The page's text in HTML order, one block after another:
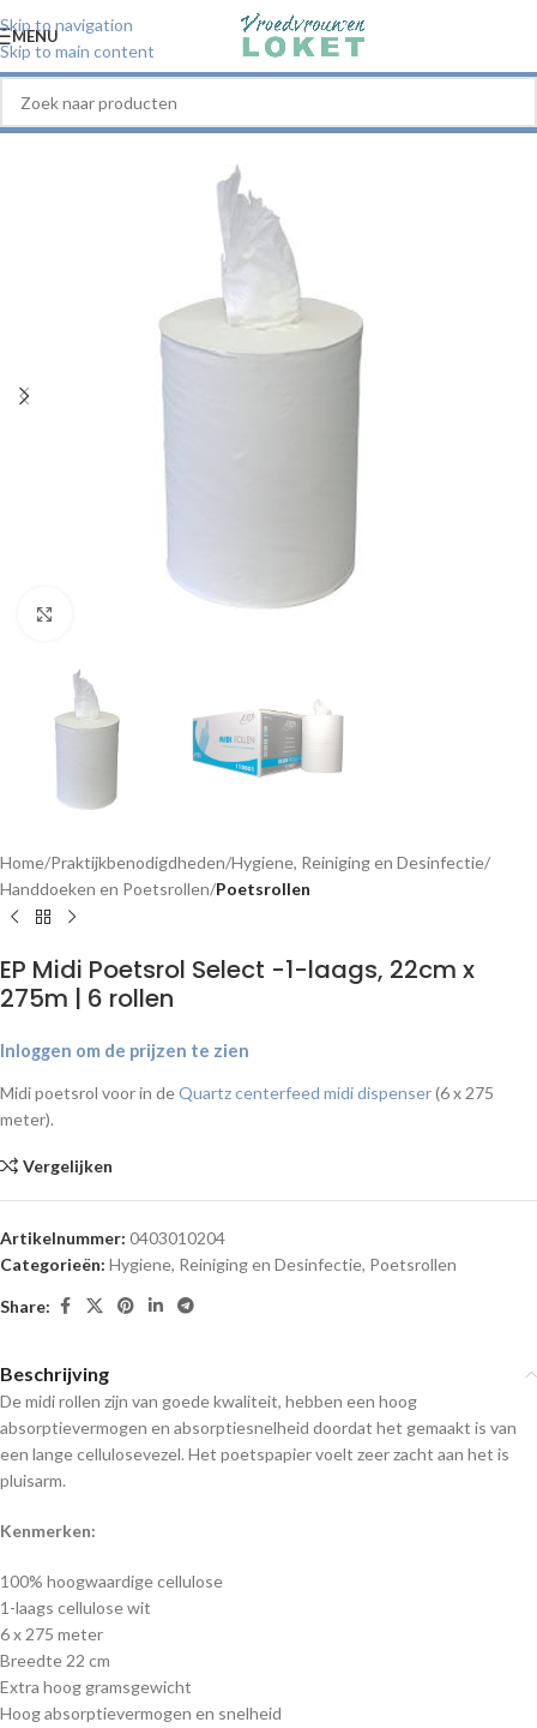
Skip to navigation
Skip to main content
MENU
Home Praktijkbenodigdheden Hygiene, Reiniging en Desinfectie
Handdoeken en Poetsrollen Poetsrollen
EP Midi Poetsrol Select -1-laags, 22cm x
275m | 6 rollen
Inloggen om de prijzen te zien
Midi poetsrol voor in deQuartz centerfeed midi dispenser(6 x 275
meter).
Vergelijken
Artikelnummer: 0403010204
Categorieën: Hygiene, Reiniging en Desinfectie, Poetsrollen
Share:
Beschrijving
De midi rollen zijn van goede kwaliteit, hebben een hoog
absorptievermogen en absorptiesnelheid doordat het gemaakt is van
een lange cellulosevezel. Het poetspapier voelt zeer zacht aan het is
pluisarm.
Kenmerken:
100% hoogwaardige cellulose
1-laags cellulose wit
6 x 275 meter
Breedte 22 cm
Extra hoog gramsgewicht
Hoog absorptievermogen en snelheid